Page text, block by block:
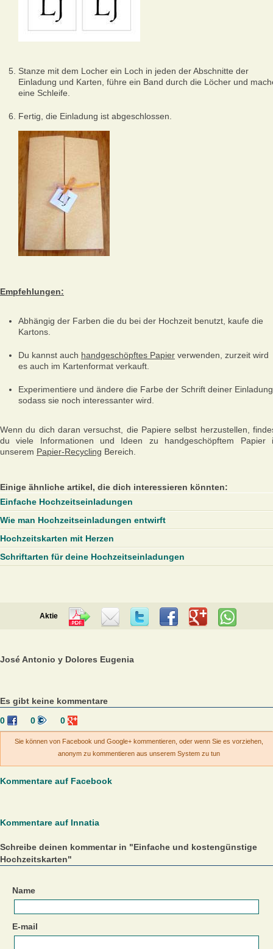
Stanze mit dem Locher ein Loch in jeden der Abschnitte der
Einladung und Karten, führe ein Band durch die Löcher und
eine Schleife.
Fertig, die Einladung ist abgeschlossen.
Empfehlungen:
Abhängig der Farben die du bei der Hochzeit benutzt, kaufe die
Kartons.
Du kannst auch handgeschöpftes Papier verwenden, zurzeit wird
es auch im Kartenformat verkauft.
Experimentiere und ändere die Farbe der Schrift deiner
sodass sie noch interessanter wird.
Wenn du dich daran versuchst, die Papiere selbst herzustellen,
du viele Informationen und Ideen zu handgeschöpftem Papier
unserem Papier-Recycling Bereich.
Einige ähnliche artikel, die dich interessieren könnten:
Einfache Hochzeitseinladungen
Wie man Hochzeitseinladungen entwirft
Hochzeitskarten mit Herzen
Schriftarten für deine Hochzeitseinladungen
Aktie
José Antonio y Dolores Eugenia
Es gibt keine kommentare
0
0 0
Sie können von Facebook und Google+ kommentieren, oder wenn Sie es vorziehen,
anonym zu kommentieren aus unserem System zu tun
Kommentare auf Facebook
Kommentare auf Innatia
Schreibe deinen kommentar in "Einfache und kostengünstige
Hochzeitskarten"
Name
E-mail